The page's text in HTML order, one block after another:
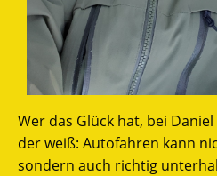
Wer das Glück hat, bei
der weiß: Autofahren kann
sondern auch richtig